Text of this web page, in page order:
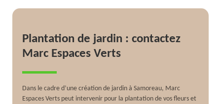
Plantation de jardin : contactez
Marc Espaces Verts
Dans le cadre d’une création de jardin à Samoreau, Marc
Espaces Verts peut intervenir pour la plantation de vos fleurs et